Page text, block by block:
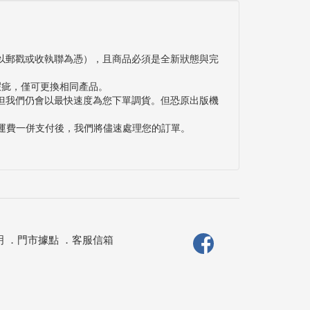
戳或收執聯為憑），且商品必須是全新狀態與完
，僅可更換相同產品。
們仍會以最快速度為您下單調貨。但恐原出版機
一併支付後，我們將儘速處理您的訂單。
． 門市據點． 客服信箱